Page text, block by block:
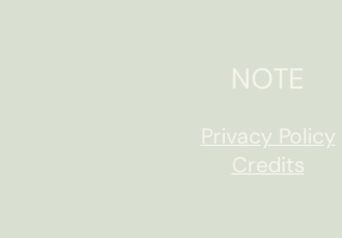
NOTE
Privacy Policy
Credits